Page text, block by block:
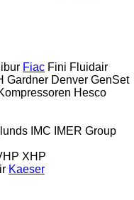
Fiac Fini Fluidair
Gardner Denver GenSet
Hesco
IMC
IMER Group
XHP
Kaeser